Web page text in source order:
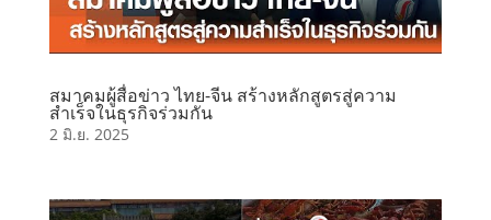
สมาคมผู้สื่อข่าว ไทย-จีน สร้างหลักสูตรสู่ความ
สำเร็จในธุรกิจร่วมกัน
2 มิ.ย. 2025